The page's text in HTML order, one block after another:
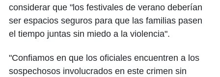
considerar que "los festivales de verano deberían
ser espacios seguros para que las familias pasen
el tiempo juntas sin miedo a la violencia".
"Confiamos en que los oficiales encuentren a los
sospechosos involucrados en este crimen sin